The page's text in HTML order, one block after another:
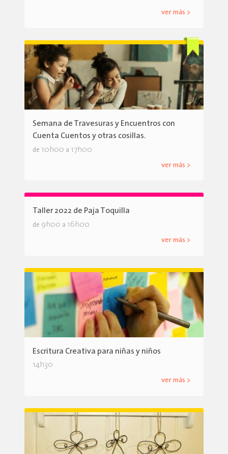
ver más >
Semana de Travesuras y Encuentros con
Cuenta Cuentos y otras cosillas.
de 10h00 a 17h00
ver más >
Taller 2022 de Paja Toquilla
de 9h00 a 16h00
ver más >
Escritura Creativa para niñas y niños
14h30
ver más >